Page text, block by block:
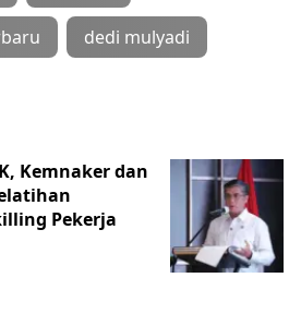
dedi mulyadi
Kemnaker dan
Pekerja